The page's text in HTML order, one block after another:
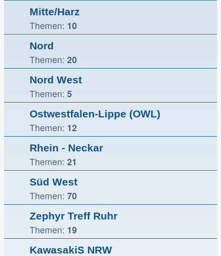
Mitte/Harz
Themen: 10
Nord
Themen: 20
Nord West
Themen: 5
Ostwestfalen-Lippe (OWL)
Themen: 12
Rhein - Neckar
Themen: 21
Süd West
Themen: 70
Zephyr Treff Ruhr
Themen: 19
KawasakiS NRW